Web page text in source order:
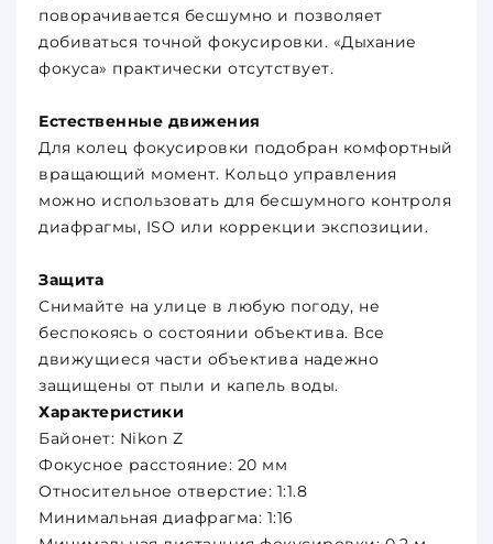
поворачивается бесшумно и позволяет
добиваться точной фокусировки. «Дыхание
фокуса» практически отсутствует.
Естественные движения
Для колец фокусировки подобран комфортный
вращающий момент. Кольцо управления
можно использовать для бесшумного контроля
диафрагмы, ISO или коррекции экспозиции.
Защита
Снимайте на улице в любую погоду, не
беспокоясь о состоянии объектива. Все
движущиеся части объектива надежно
защищены от пыли и капель воды.
Характеристики
Байонет: Nikon Z
Фокусное расстояние: 20 мм
Относительное отверстие: 1:1.8
Минимальная диафрагма: 1:16